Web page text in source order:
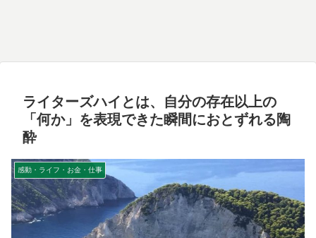
ライターズハイとは、自分の存在以上の
「何か」を表現できた瞬間におとずれる陶
酔
感動・ライフ・お金・仕事